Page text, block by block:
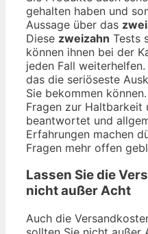
gehalten haben und
Aussage über das
Diese zweizahn Tests
können ihnen bei der
jeden Fall
das die seriöseste
Sie bekommen
Fragen zur Haltbarkeit
beantwortet und
Erfahrungen machen
Fragen mehr offen
Lassen Sie die
nicht außer Acht
Auch die